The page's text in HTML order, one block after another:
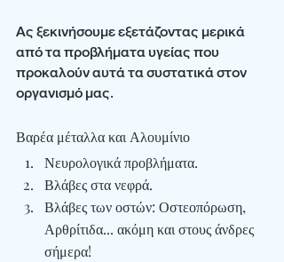
Ας ξεκινήσουμε εξετάζοντας μερικά
από τα προβλήματα υγείας που
προκαλούν αυτά τα συστατικά στον
οργανισμό μας.
Βαρέα μέταλλα και Αλουμίνιο
Νευρολογικά προβλήματα.
Βλάβες στα νεφρά.
Βλάβες των οστών: Οστεοπόρωση,
Αρθρίτιδα... ακόμη και στους άνδρες
σήμερα!